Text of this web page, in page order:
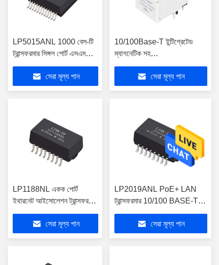
LP5015ANL 1000 বেস-টি
ট্রান্সফরমার সিঙ্গল পোর্ট এসএমডি
ল্যান ম্যাগনেটিক্স
সেরা মূল্য পান
10/100Base-T ইন্টিগ্রেটেড
ম্যাগনেটিক সহ
LPJD5011BENL উল্লম্ব
RJ45 জ্যাক সেরা মূল্য পান
LP1188NL একক পোর্ট
ইথারনেট আইসোলেশন ট্রান্সফরমার
SMT 10/100Base-T 16
সেরা মূল্য পান
LP2019ANL PoE+ LAN
ট্রান্সফরমার 10/100 BASE-T
VOIP ম্যাগনেটিক্স
সেরা মূল্য পান